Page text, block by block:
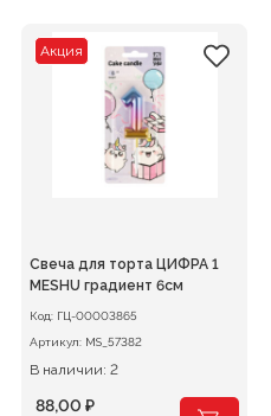
110,00 ₽.
Акция
Свеча для торта ЦИФРА 1
MESHU градиент 6см
Код: ГЦ-00003865
Артикул: MS_57382
В наличии: 2
88,00 ₽